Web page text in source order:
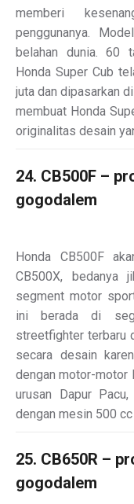
memberi
penggunanya.
belahan dunia. 60
Honda Super Cub
juta dan dipasarkan
membuat Honda
originalitas desain
24. CB500F –
gogodalem
Honda CB500F
CB500X, bedanya
segment motor
ini berada di
streetfighter terbaru
secara desain
dengan motor-motor
urusan Dapur
dengan mesin 500
25. CB650R –
gogodalem